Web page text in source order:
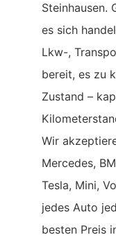
Steinhausen.
es sich
Lkw-,
bereit, es zu
Zustand –
Wir
Mercedes,
Tesla, Mini,
jedes Auto
besten Preis